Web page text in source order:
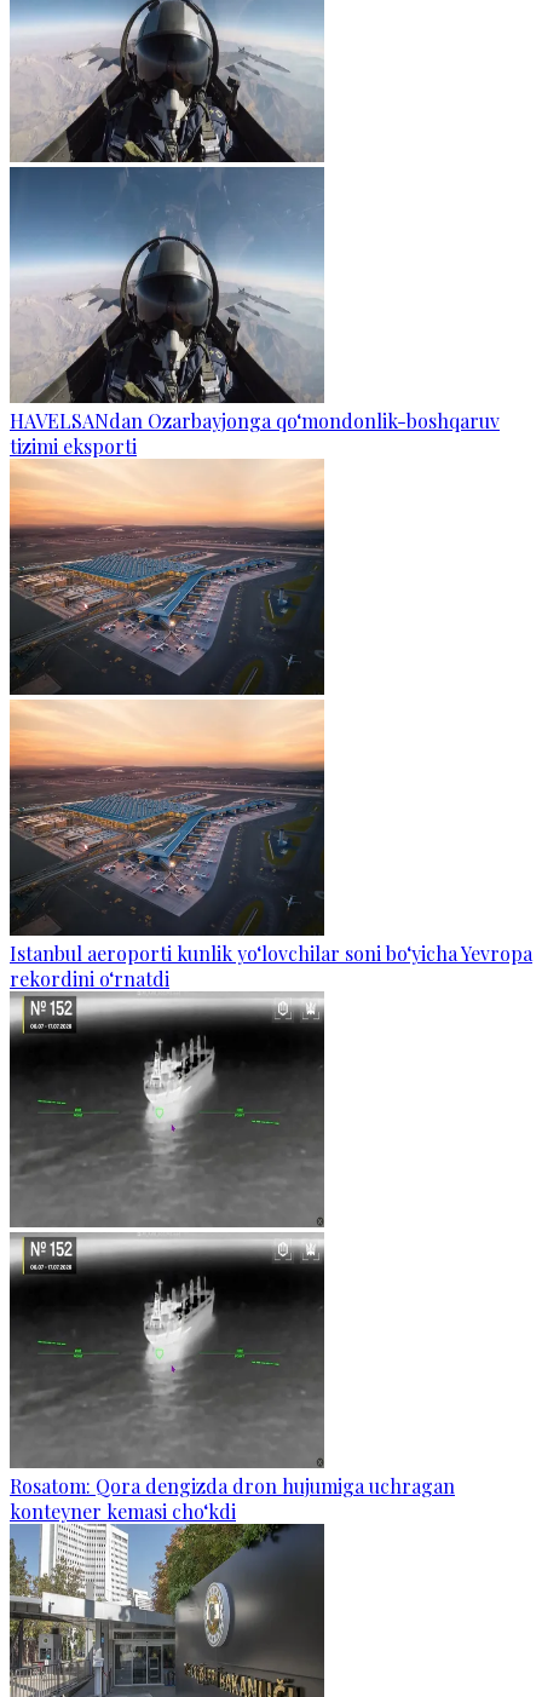
HAVELSANdan Ozarbayjonga qo‘mondonlik-boshqaruv
tizimi eksporti
Istanbul aeroporti kunlik yo‘lovchilar soni bo‘yicha Yevropa
rekordini o‘rnatdi
Rosatom: Qora dengizda dron hujumiga uchragan
konteyner kemasi cho‘kdi